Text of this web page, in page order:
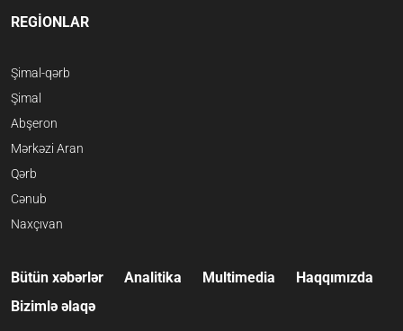
REGİONLAR
Şimal-qərb
Şimal
Abşeron
Mərkəzi Aran
Qərb
Cənub
Naxçıvan
Bütün xəbərlər Analitika Multimedia
Haqqımızda
Bizimlə əlaqə